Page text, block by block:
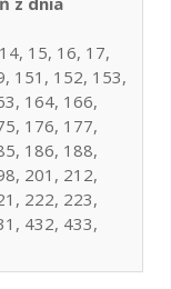
15, 16, 17,
151, 152, 153,
164, 166,
176, 177,
186, 188,
201, 212,
222, 223,
432, 433,